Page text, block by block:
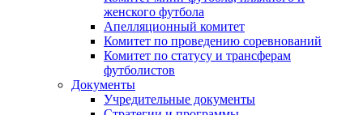
женского футбола
Апелляционный комитет
Комитет по проведению соревнований
Комитет по статусу и трансферам
футболистов
Документы
Учредительные документы